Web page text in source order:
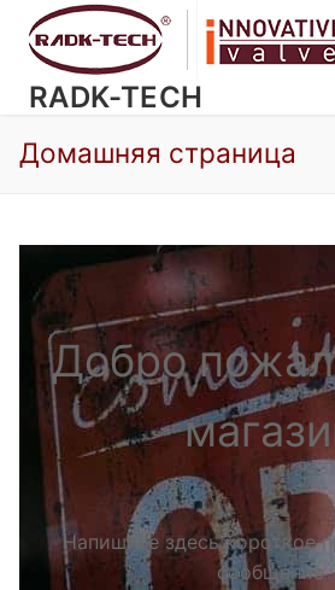
Перейти
содержимому
RADK-TECH
Найти:
Домашняя страница
Добро
Напишите здесь короткое
сообщение